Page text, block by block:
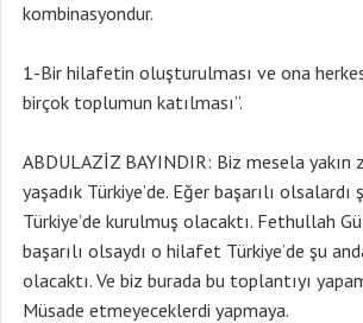
kombinasyondur.
1-Bir hilafetin oluşturulması ve ona
birçok toplumun katılması”.
ABDULAZİZ BAYINDIR: Biz mesela yakın
yaşadık Türkiye’de. Eğer başarılı
Türkiye’de kurulmuş olacaktı. Fethullah
başarılı olsaydı o hilafet Türkiye’de şu
olacaktı. Ve biz burada bu toplantıyı
Müsade etmeyeceklerdi yapmaya.